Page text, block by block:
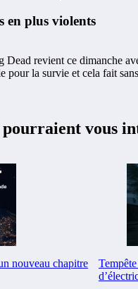
en plus violents
Dead revient ce dimanche
pour la survie et cela fait
vous
nouveau chapitre